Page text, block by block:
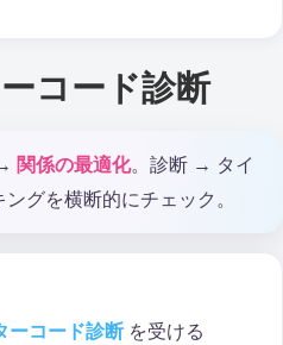
コード診断
関係の最適化。診断 → タイ
グを横断的にチェック。
ーコード診断 を受ける